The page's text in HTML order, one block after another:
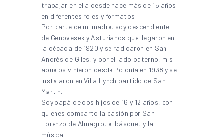
trabajar en ella desde hace más de 15 años
en diferentes roles y formatos.
Por parte de mi madre, soy descendiente
de Genoveses y Asturianos que llegaron en
la década de 1920 y se radicaron en San
Andrés de Giles, y por el lado paterno, mis
abuelos vinieron desde Polonia en 1938 y se
instalaron en Villa Lynch partido de San
Martin.
Soy papá de dos hijos de 16 y 12 años, con
quienes comparto la pasión por San
Lorenzo de Almagro, el básquet y la
música.